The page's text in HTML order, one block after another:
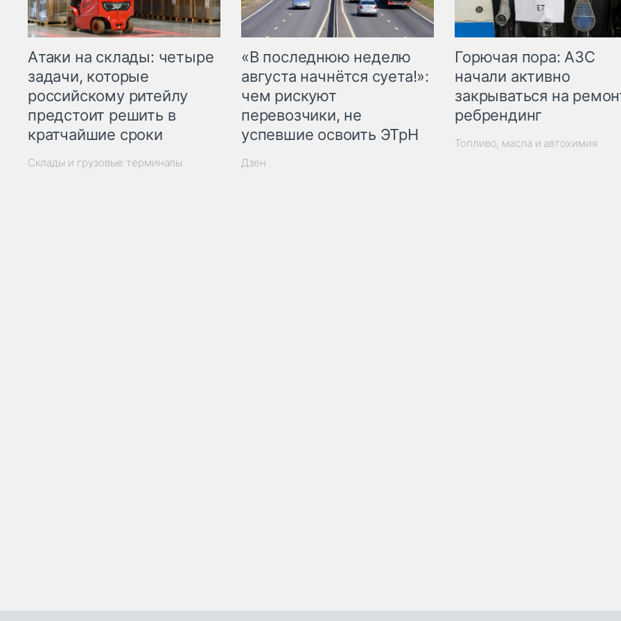
Атаки на склады: четыре
задачи, которые
российскому ритейлу
предстоит решить в
кратчайшие сроки
Склады и грузовые терминалы
«В последнюю неделю
августа начнётся суета!»:
чем рискуют
перевозчики, не
успевшие освоить ЭТрН
Дзен
Горючая пора: АЗС
начали активно
закрываться на
ребрендинг
Топливо, масла и автохимия